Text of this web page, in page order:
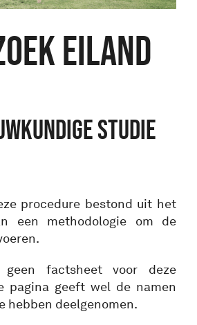
eiland
studie
procedure bestond uit het
een methodologie om de
factsheet voor deze
pagina geeft wel de namen
hebben deelgenomen.